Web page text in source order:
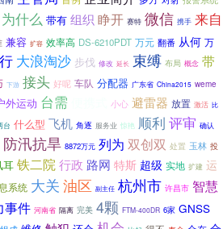
为什么 带有 组织 睁开 赛特 微信 携手 来自
兼容 扩容 效率高 DS-6210PDT 万元 翻番 从何 万
大浪淘沙 步伐 修改 延长 束缚 布局 概念 带
下游 接头 好呢 车队 分配器 广东省 China2015 weme
外运动 台需 小心 避雷器 放置 激活 比
台 什么型 飞机 角逐 服务业 惊艳 顺利 评审 确认
防汛抗旱 8872万元 列为 双创双 处置 玉林 投
耳 铁二院行政 路网 特斯 超级 实地 扩建 运
系统 大关油区 副主任 杭州市 许昌市 智慧
事件 河南省 隔离 完美 4颗 FTM-400DR 6家 GNSS